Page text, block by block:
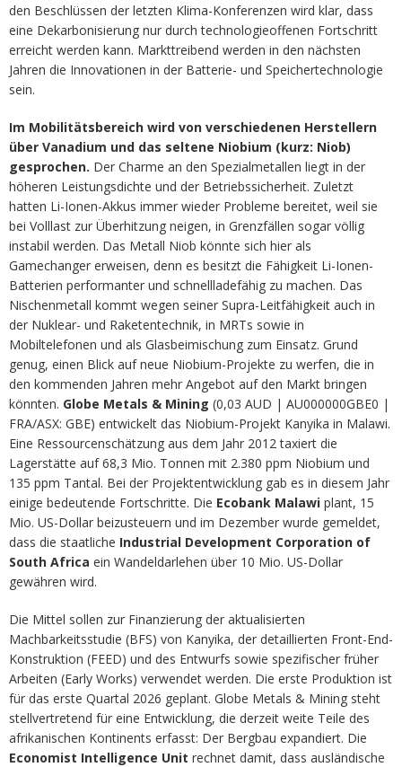
den Beschlüssen der letzten Klima-Konferenzen wird klar, dass
eine Dekarbonisierung nur durch technologieoffenen Fortschritt
erreicht werden kann. Markttreibend werden in den nächsten
Jahren die Innovationen in der Batterie- und Speichertechnologie
sein.
Im Mobilitätsbereich wird von verschiedenen Herstellern
über Vanadium und das seltene Niobium (kurz: Niob)
gesprochen. Der Charme an den Spezialmetallen liegt in der
höheren Leistungsdichte und der Betriebssicherheit. Zuletzt
hatten Li-Ionen-Akkus immer wieder Probleme bereitet, weil sie
bei Volllast zur Überhitzung neigen, in Grenzfällen sogar völlig
instabil werden. Das Metall Niob könnte sich hier als
Gamechanger erweisen, denn es besitzt die Fähigkeit Li-Ionen-
Batterien performanter und schnellladefähig zu machen. Das
Nischenmetall kommt wegen seiner Supra-Leitfähigkeit auch in
der Nuklear- und Raketentechnik, in MRTs sowie in
Mobiltelefonen und als Glasbeimischung zum Einsatz. Grund
genug, einen Blick auf neue Niobium-Projekte zu werfen, die in
den kommenden Jahren mehr Angebot auf den Markt bringen
könnten. Globe Metals & Mining (0,03 AUD | AU000000GBE0 |
FRA/ASX: GBE) entwickelt das Niobium-Projekt Kanyika in Malawi.
Eine Ressourcenschätzung aus dem Jahr 2012 taxiert die
Lagerstätte auf 68,3 Mio. Tonnen mit 2.380 ppm Niobium und
135 ppm Tantal. Bei der Projektentwicklung gab es in diesem Jahr
einige bedeutende Fortschritte. Die Ecobank Malawi plant, 15
Mio. US-Dollar beizusteuern und im Dezember wurde gemeldet,
dass die staatliche Industrial Development Corporation of
South Africa ein Wandeldarlehen über 10 Mio. US-Dollar
gewähren wird.
Die Mittel sollen zur Finanzierung der aktualisierten
Machbarkeitsstudie (BFS) von Kanyika, der detaillierten Front-End-
Konstruktion (FEED) und des Entwurfs sowie spezifischer früher
Arbeiten (Early Works) verwendet werden. Die erste Produktion ist
für das erste Quartal 2026 geplant. Globe Metals & Mining steht
stellvertretend für eine Entwicklung, die derzeit weite Teile des
afrikanischen Kontinents erfasst: Der Bergbau expandiert. Die
Economist Intelligence Unit rechnet damit, dass ausländische